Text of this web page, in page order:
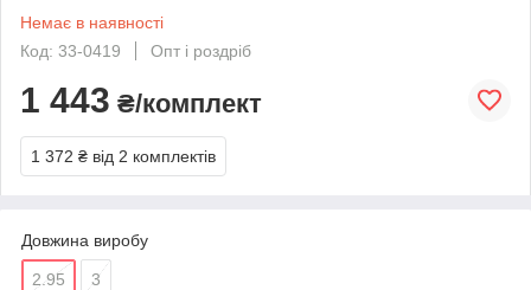
Немає в наявності
Код: 33-0419
Опт і роздріб
1 443 ₴/комплект
1 372 ₴ від 2 комплектів
Довжина виробу
2.95 3